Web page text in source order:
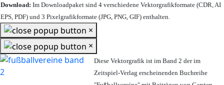
Download: Im Downloadpaket sind 4 verschiedene Vektorgrafikformate (CDR, AI
EPS, PDF) und 3 Pixelgrafikformate (JPG, PNG, GIF) enthalten.
×
×
Diese Vektorgrafik ist im Band 2 der im
Zeitspiel-Verlag erscheinenden Buchreihe